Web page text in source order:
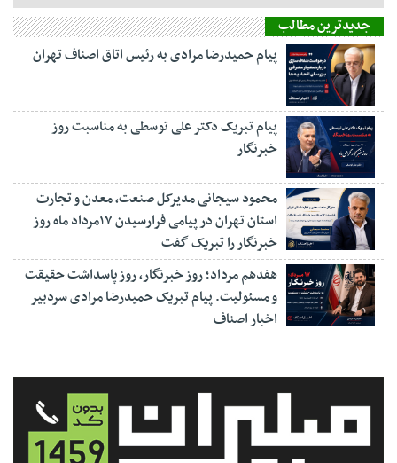
جدیدترین مطالب
پیام حمیدرضا مرادی به رئیس اتاق اصناف تهران
پیام تبریک دکتر علی توسطی به مناسبت روز
خبرنگار
محمود سیجانی مدیرکل صنعت، معدن و تجارت
استان تهران در پیامی فرارسیدن ۱۷مرداد ماه روز
خبرنگار را تبریک گفت
هفدهم مرداد؛ روز خبرنگار، روز پاسداشت حقیقت
و مسئولیت. پیام تبریک حمیدرضا مرادی سردبیر
اخبار اصناف